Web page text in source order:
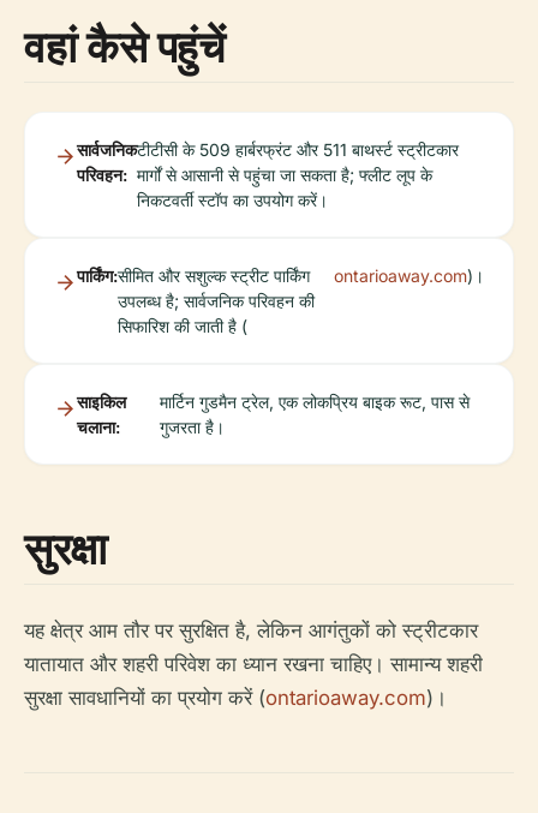
वहां कैसे पहुंचें
सार्वजनिक
परिवहन:
टीटीसी के 509 हार्बरफ्रंट और 511 बाथर्स्ट स्ट्रीटकार
मार्गों से आसानी से पहुंचा जा सकता है; फ्लीट लूप के
निकटवर्ती स्टॉप का उपयोग करें।
पार्किंग:सीमित और सशुल्क स्ट्रीट पार्किंग
उपलब्ध है; सार्वजनिक परिवहन की
सिफारिश की जाती है (
ontarioaway.com)।
साइकिल
चलाना:
मार्टिन गुडमैन ट्रेल, एक लोकप्रिय बाइक रूट, पास से
गुजरता है।
सुरक्षा
यह क्षेत्र आम तौर पर सुरक्षित है, लेकिन आगंतुकों को स्ट्रीटकार
यातायात और शहरी परिवेश का ध्यान रखना चाहिए। सामान्य शहरी
सुरक्षा सावधानियों का प्रयोग करें (ontarioaway.com)।